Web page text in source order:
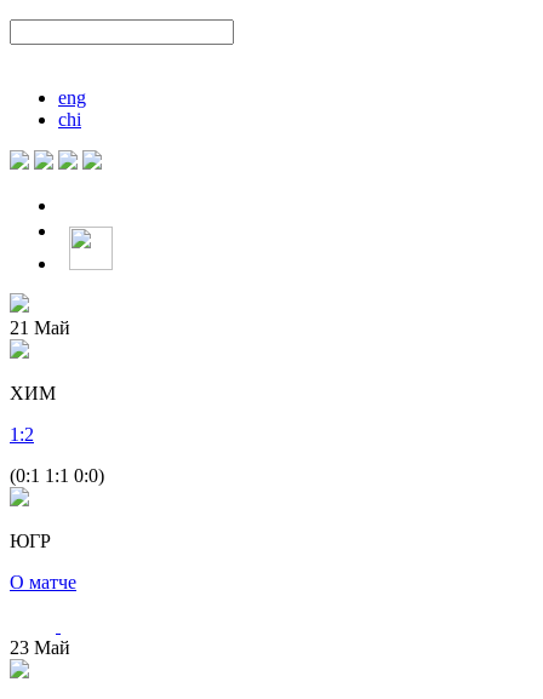
eng
chi
21 Май
ХИМ
1 :2
(0:1 1:1 0:0)
ЮГР
О матче
23 Май